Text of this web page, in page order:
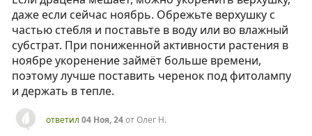
даже если сейчас ноябрь. Обрежьте верхушку с
частью стебля и поставьте в воду или во влажный
субстрат. При пониженной активности растения в
ноябре укоренение займёт больше времени,
поэтому лучше поставить черенок под фитолампу
и держать в тепле.
ответил 04 Ноя, 24отОлег Н.